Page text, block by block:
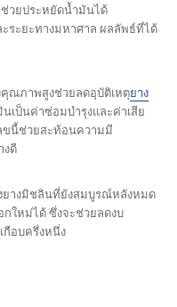
วยประหยัดน้ำมันได้
ระยะทางมหาศาล ผลลัพธ์ที่ได้
คุณภาพสูงช่วยลดอุบัติเหตุยาง
เป็นค่าซ่อมบำรุงและค่าเสีย
ขนี้ช่วยสะท้อนความมี
งดี
ยางมิชลินที่ยังสมบูรณ์หลังหมด
กใหม่ได้ ซึ่งจะช่วยลดงบ
กือบครึ่งหนึ่ง